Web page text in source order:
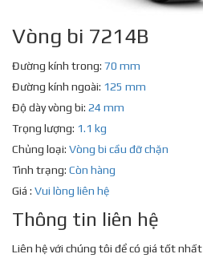
Vòng bi 7214B
Đường kính trong: 70 mm
Đường kính ngoài: 125 mm
Độ dày vòng bi: 24 mm
Trọng lượng: 1.1 kg
Chủng loại: Vòng bi cầu đỡ chặn
Tình trạng: Còn hàng
Giá : Vui lòng liên hệ
Thông tin liên hệ
Liên hệ với chúng tôi để có giá tốt nhất